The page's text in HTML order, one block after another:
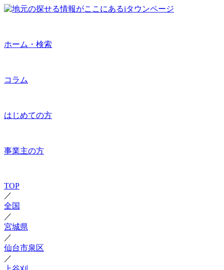
ホーム・検索
コラム
はじめての方
事業主の方
TOP
／
全国
／
宮城県
／
仙台市泉区
／